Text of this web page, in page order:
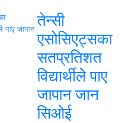
तेन्सी
एसोसिएट्सका
सतप्रतिशत
विद्यार्थीले पाए
जापान जान
सिओई